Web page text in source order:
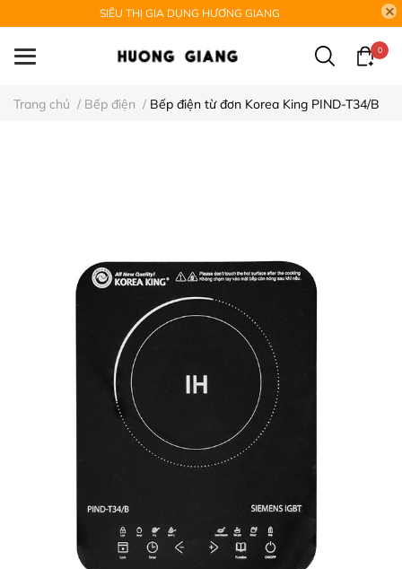
SIÊU THỊ GIA DỤNG HƯƠNG GIANG
0
Trang chủ / Bếp điện / Bếp điện từ đơn Korea King PIND-T34/B